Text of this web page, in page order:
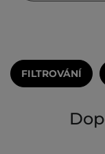
FILTROVÁNÍ